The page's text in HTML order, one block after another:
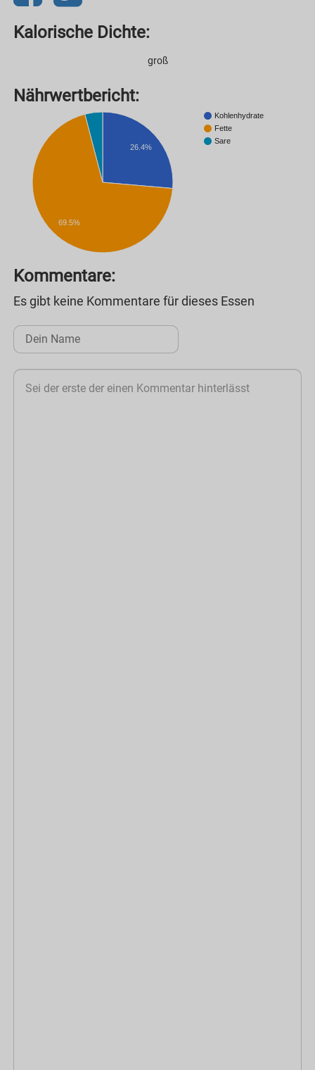
Kalorische Dichte:
groß
Nährwertbericht:
Kohlenhydrate
Fette
Sare
26.4%
69.5%
Kommentare:
Es gibt keine Kommentare für dieses Essen